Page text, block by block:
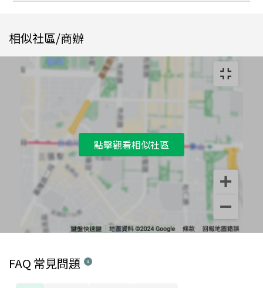
相似社區/商辦
點擊觀看相似社區
FAQ 常見問題